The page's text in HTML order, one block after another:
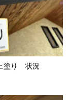
塗り 状況